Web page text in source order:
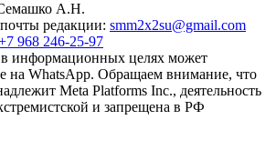
А.Н.
редакции: smm2x2su@gmail.com
968 246-25-97
в информационных целях может
на WhatsApp. Обращаем внимание, что
Meta Platforms Inc., деятельность
и запрещена в РФ